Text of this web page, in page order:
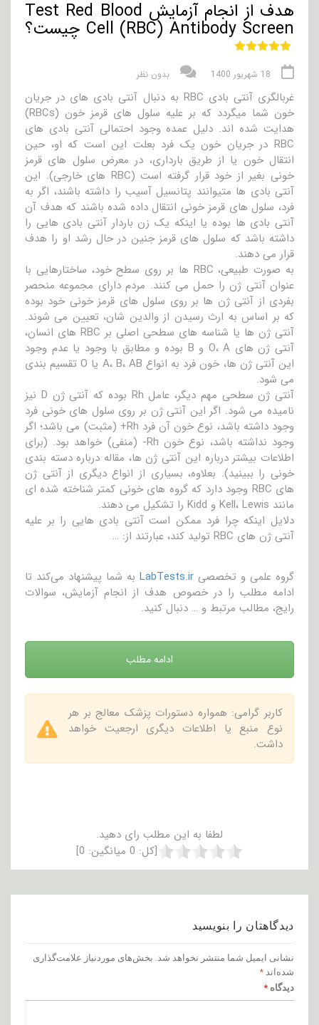
هدف از انجام آزمایش Test Red Blood
Cell (RBC) Antibody Screen چیست؟
18 شهریور 1400 بدون نظر
غربالگری آنتی بادی RBC به دنبال آنتی بادی های در جریان
خون شما میگردد که بر علیه سلول های قرمز خون (RBCs)
هدایت شده اند. دلیل عمده وجود احتمالی آنتی بادی های
RBC در جریان خون یک فرد بعلت این است که او، حین
انتقال خون یا از طریق بارداری، در معرض سلول های قرمز
خونی بغیر از خود قرار گرفته است (RBC های خارجی). این
آنتی بادی ها متیوانند پتانسیل آسیب را داشته باشند، اگر به
فرد، سلول های قرمز خونی انتقال داده شده باشند که هدف آن
آنتی بادی ها بوده یا اینکه یک زن باردار آنتی بادی هایی را
داشته باشد که سلول های قرمز جنین در حال رشد او را هدف
قرار می دهند.
به صورت طبیعی، RBC ها بر روی سطح خود، ساختارهایی با
عنوان آنتی ژن را حمل می کنند. مردم دارای مجموعه منحصر
بفردی از آنتی ژن ها بر روی سلول های قرمز خونی خود بوده
که بر اساس به ارث رسیدن از والدین شان، تعیین می شوند.
آنتی ژن ها یا شناسه های سطحی اصلی بر RBC های انسان،
آنتی ژن های O، A و B بوده و مطابق با وجود یا عدم وجود
این آنتی ژن ها، خون فرد به انواع A، B، AB یا O تقسیم بندی
می شود.
آنتی ژن سطحی مهم دیگر، عامل Rh بوده که آنتی ژن D نیز
نامیده می شود. اگر این آنتی ژن بر روی سلول های خونی فرد
وجود داشته باشد، نوع خون آن فرد Rh+ (مثبت) می باشد؛ اگر
وجود نداشته باشد، نوع خون Rh- (منفی) خواهد بود. (برای
اطلاعات بیشتر درباره این آنتی ژن ها، مقاله درباره دسته بندی
خونی را ببینید). بعلاوه، بسیاری از انواع دیگری از آنتی ژن
های RBC وجود دارد که گروه های خونی کمتر شناخته شده ای
مانند Kell، Lewis و Kidd را تشکیل می دهند.
دلایل اینکه چرا فرد ممکن است آنتی بادی هایی را بر علیه
آنتی ژن های RBC تولید کند، عبارتند از: …
گروه علمی و تخصصی LabTests.ir به شما پیشنهاد می‌کند تا
ادامه مطلب را در خصوص هدف از انجام آزمایش، سوالات
رایج، مطالب مرتبط و … دنبال کنید.
ادامه مطلب
کاربر گرامی: همواره دستورات پزشک معالج بر هر
نوع منبع یا اطلاعات دیگری ارجعیت خواهد
داشت.
لطفا به این مطلب رای دهید.
[کل: 0 میانگین: 0
]
دیدگاهتان را بنویسید
نشانی ایمیل شما منتشر نخواهد شد. بخش‌های موردنیاز علامت‌گذاری
شده‌اند *
دیدگاه *